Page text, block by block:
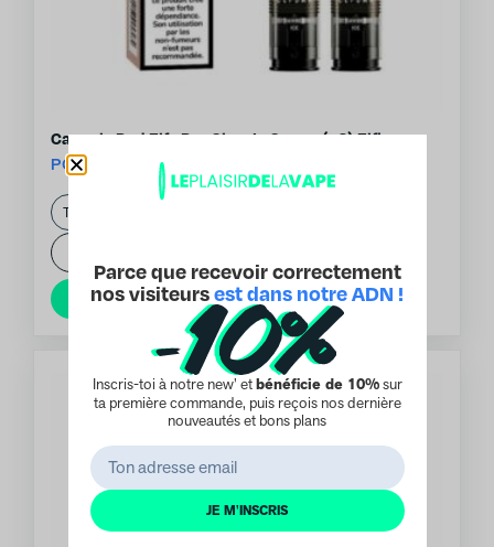
Capsule Pod Elfa Pro Classic Creme (x2) Elfbar
POD ELFA ELFBAR
Ajouter au panier
Parce que recevoir correctement
nos visiteursest dans notre ADN !
Inscris-toi à notre new’ etbénéficie de 10%sur
ta première commande, puis reçois nos dernière
nouveautés et bons plans
JE M'INSCRIS